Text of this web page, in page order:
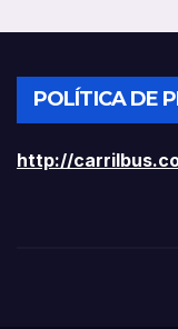
POLÍTICA DE
http://